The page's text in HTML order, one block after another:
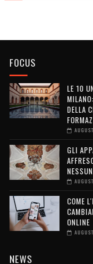
FOCUS
LE 10
DELLA
GLI
COME
ONLINE
NEWS